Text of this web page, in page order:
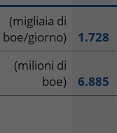
(migliaia di
boe/giorno)
1.728
(milioni di
boe)
6.885